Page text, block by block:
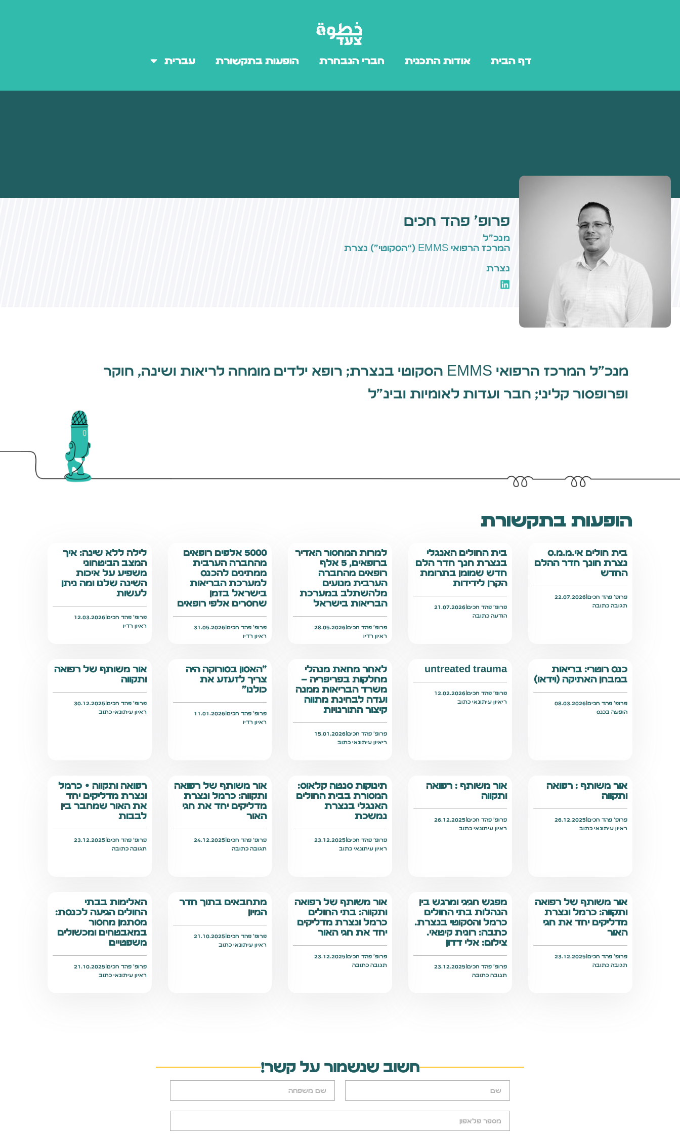
דף הבית אודות התכנית חברי הנבחרת הופעות בתקשורת עברית
פרופ׳ פהד חכים
מנכ״ל
המרכז הרפואי EMMS (“הסקוטי”) נצרת
נצרת
מנכ״ל המרכז הרפואי EMMS הסקוטי בנצרת; רופא ילדים מומחה לריאות ושינה, חוקר
ופרופסור קליני; חבר ועדות לאומיות ובינ״ל
הופעות בתקשורת
בית חולים אי.מ.מ.ס
נצרת חונך חדר ההלם
החדש
פרופ׳ פהד חכים |
22.07.2026
תגובה כתובה
בית החולים האנגלי
בנצרת חנך חדר הלם
חדש שמומן בתרומת
הקרן לידידות
פרופ׳ פהד חכים|
21.07.2026
הודעה כתובה
למרות המחסור האדיר
ברופאים, 5 אלף
רופאים מהחברה
הערבית מנועים
מלהשתלב במערכת
הבריאות בישראל
פרופ׳ פהד חכים |
28.05.2026
ראיון רדיו
5000 אלפים רופאים
מהחברה הערבית
ממתינים להכנס
למערכת הבריאות
בישראל בזמן
שחסרים אלפי רופאים
פרופ׳ פהד חכים|
31.05.2026
ראיון רדיו
לילה ללא שינה: איך
המצב הביטחוני
משפיע על איכות
השינה שלנו ומה ניתן
לעשות
פרופ׳ פהד חכים |
12.03.2026
ראיון רדיו
כנס רוטרי: בריאות
במבחן האתיקה (וידאו)
פרופ׳ פהד חכים |
08.03.2026
הופעה בכנס
untreated trauma
פרופ׳ פהד חכים|
12.02.2026
ריאיון עיתונאי כתוב
לאחר מחאת מנהלי
מחלקות בפריפריה –
משרד הבריאות ממנה
ועדה לבחינת מתווה
קיצור התורנויות
פרופ׳ פהד חכים |
15.01.2026
ריאיון עיתונאי כתוב
"האסון בסורוקה היה
צריך לזעזע את
כולנו"
פרופ׳ פהד חכים|
11.01.2026
ראיון רדיו
אור משותף של רפואה
ותקווה
פרופ׳ פהד חכים |
30.12.2025
ראיון עיתונאי כתוב
אור משותף : רפואה
ותקווה
פרופ׳ פהד חכים |
26.12.2025
ראיון עיתונאי כתוב
אור משותף : רפואה
ותקווה
פרופ׳ פהד חכים|
26.12.2025
ראיון עיתונאי כתוב
תינוקות סנטה קלאוס:
המסורת בבית החולים
האנגלי בנצרת
נמשכת
פרופ׳ פהד חכים |
23.12.2025
ראיון עיתונאי כתוב
אור משותף של רפואה
ותקווה: כרמל ונצרת
מדליקים יחד את חגי
האור
פרופ׳ פהד חכים|
24.12.2025
תגובה כתובה
רפואה ותקווה • כרמל
ונצרת מדליקים יחד
את האור שמחבר בין
לבבות
פרופ׳ פהד חכים |
23.12.2025
תגובה כתובה
אור משותף של רפואה
ותקווה: כרמל ונצרת
מדליקים יחד את חגי
האור
פרופ׳ פהד חכים |
23.12.2025
תגובה כתובה
מפגש חגיגי ומרגש בין
הנהלות בתי החולים
כרמל והסקוטי בנצרת.
כתבה: רונית קיטאי.
צילום: אלי דדון
פרופ׳ פהד חכים|
23.12.2025
תגובה כתובה
אור משותף של רפואה
ותקווה: בתי החולים
כרמל ונצרת מדליקים
יחד את חגי האור
פרופ׳ פהד חכים |
23.12.2025
תגובה כתובה
מתחבאים בתוך חדר
המיון
פרופ׳ פהד חכים|
21.10.2025
ראיון עיתונאי כתוב
האלימות בבתי
החולים הגיעה לכנסת:
מסתמן מחסור
במאבטחים ומכשולים
משפטיים
פרופ׳ פהד חכים |
21.10.2025
ראיון עיתונאי כתוב
חשוב שנשמור על קשר!